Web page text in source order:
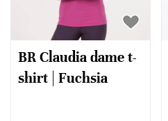
BR Claudia dame t-
shirt | Fuchsia